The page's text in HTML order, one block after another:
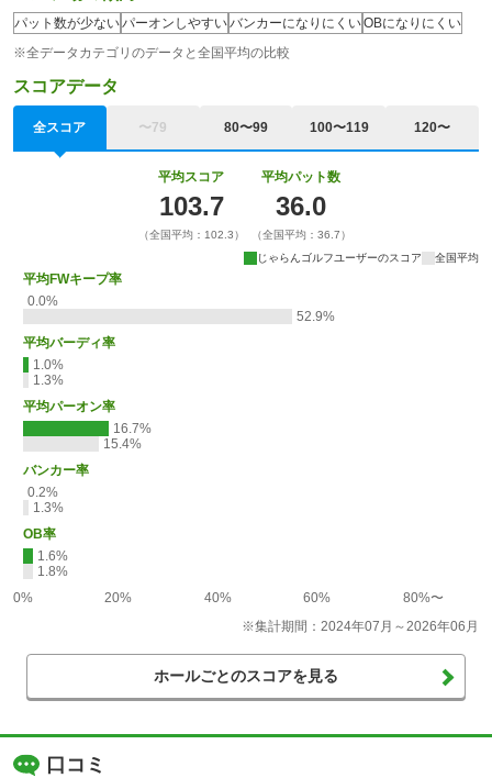
パット数が少ないパーオンしやすいバンカーになりにくいOBになりにくい
※全データカテゴリのデータと全国平均の比較
スコアデータ
全スコア 〜79 80〜99 100〜119 120〜
平均スコア
103.7
（全国平均：102.3）
平均パット数
36.0
（全国平均：36.7）
じゃらんゴルフユーザーのスコア
全国平均
平均FWキープ率
0.0%
52.9%
平均バーディ率
1.0%
1.3%
平均パーオン率
16.7%
15.4%
バンカー率
0.2%
1.3%
OB率
1.6%
1.8%
0%
20% 40% 60%
80%〜
※集計期間：2024年07月～2026年06月
ホールごとのスコアを見る
口コミ